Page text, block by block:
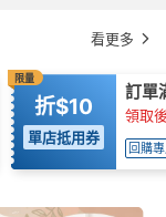
看更多
限量
折$10
單店抵用券
訂單
領取
回購